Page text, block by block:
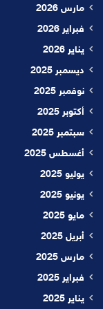
مارس 2026
فبراير 2026
يناير 2026
ديسمبر 2025
نوفمبر 2025
أكتوبر 2025
سبتمبر 2025
أغسطس 2025
يوليو 2025
يونيو 2025
مايو 2025
أبريل 2025
مارس 2025
فبراير 2025
يناير 2025